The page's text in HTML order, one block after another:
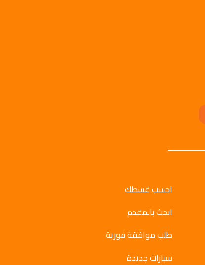
احسب قسطك
ابحث بالمقدم
طلب موافقة فورية
سيارات جديدة